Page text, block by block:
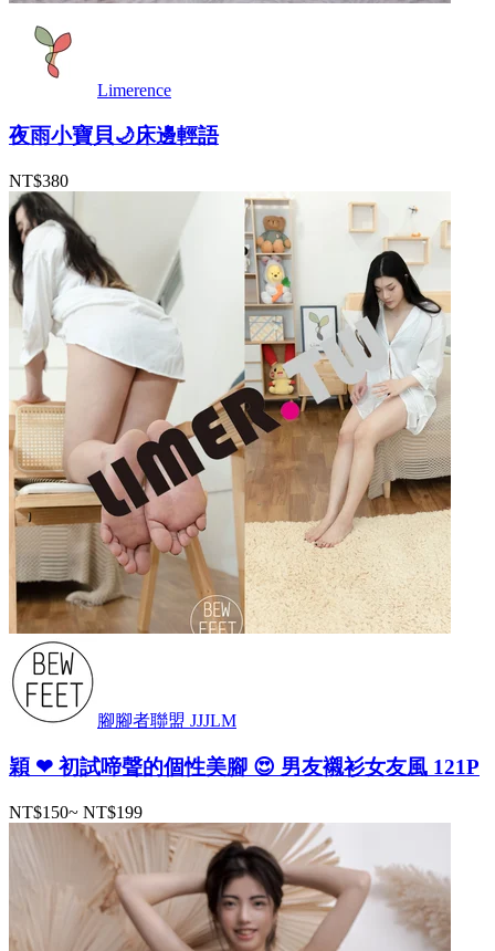
Limerence
夜雨小寶貝🌙床邊輕語
NT$380
腳腳者聯盟 JJJLM
穎 ❤ 初試啼聲的個性美腳 😍 男友襯衫女友風 121P
NT$150~ NT$199